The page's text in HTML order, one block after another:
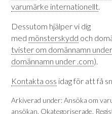
varumärke internationellt.
Dessutom hjälper vi dig
med mönsterskydd och
tvister om domännamn
domännamn under .com).
Kontakta oss idag för att få
Arkiverad under:Ansöka om
ansökan Okategoriserade